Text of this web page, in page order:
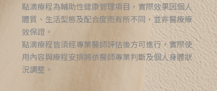
點滴療程為輔助性健康管理項目，實際效果因個人
體質、生活型態及配合度而有所不同，並非醫療療
效保證。
點滴療程皆須經專業醫師評估後方可進行，實際使
用內容與療程安排將依醫師專業判斷及個人身體狀
況調整。